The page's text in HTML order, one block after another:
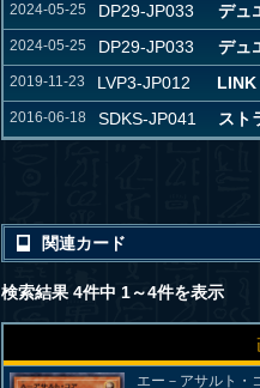
2024-05-25
DP29-JP033 デュ
2024-05-25 DP29-JP033 デュ
2019-11-23 LVP3-JP012 LINK
2016-06-18 SDKS-JP041 スト
関連カード
検索結果 4件中 1～4件を表示
エー－アサルト・